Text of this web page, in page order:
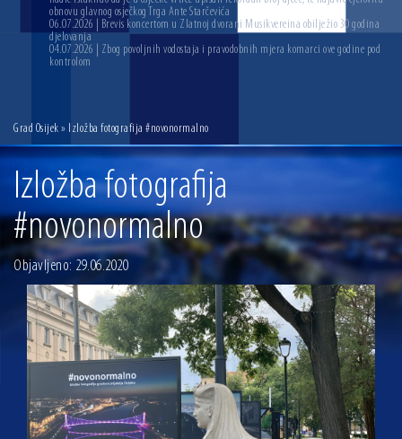
obnovu glavnog osječkog Trga Ante Starčevića
06.07.2026 | Brevis koncertom u Zlatnoj dvorani Musikvereina obilježio 30 godina
djelovanja
04.07.2026 | Zbog povoljnih vodostaja i pravodobnih mjera komarci ove godine pod
kontrolom
Grad Osijek » Izložba fotografija #novonormalno
Izložba fotografija
#novonormalno
Objavljeno: 29.06.2020